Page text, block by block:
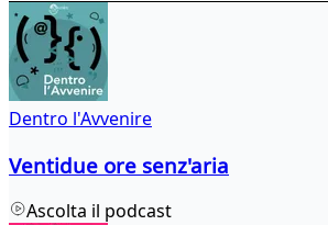
Dentro l'Avvenire
Ventidue ore senz'aria
Ascolta il podcast